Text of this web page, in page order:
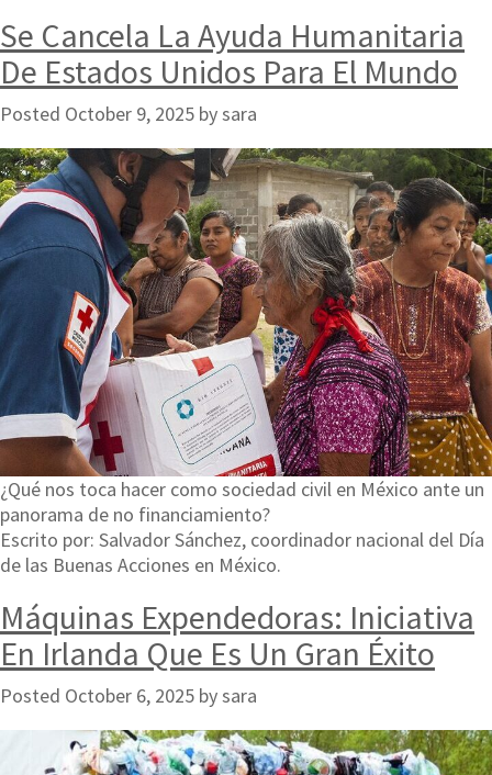
Se Cancela La Ayuda Humanitaria
De Estados Unidos Para El Mundo
Posted October 9, 2025 bysara
¿Qué nos toca hacer como sociedad civil en México ante un
panorama de no financiamiento?
Escrito por: Salvador Sánchez, coordinador nacional del Día
de las Buenas Acciones en México.
Máquinas Expendedoras: Iniciativa
En Irlanda Que Es Un Gran Éxito
Posted October 6, 2025 bysara